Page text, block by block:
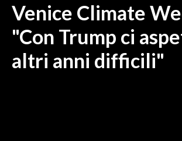
ITALIA
MONDO
Venice Climate
"Con Trump ci
altri anni difficili"